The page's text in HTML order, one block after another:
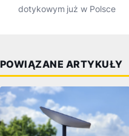
dotykowym już w Polsce
POWIĄZANE ARTYKUŁY